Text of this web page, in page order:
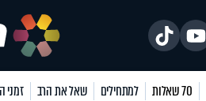
70 שאלות למתחילים שאל את הרב זמני